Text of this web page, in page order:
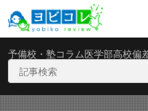
予備校・塾コラム医学部高校偏